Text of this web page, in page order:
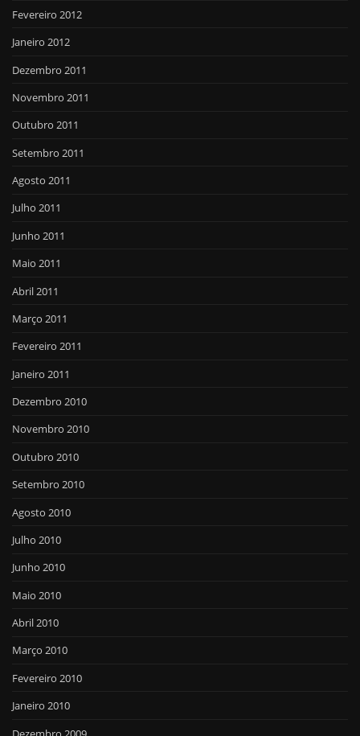
Fevereiro 2012
Janeiro 2012
Dezembro 2011
Novembro 2011
Outubro 2011
Setembro 2011
Agosto 2011
Julho 2011
Junho 2011
Maio 2011
Abril 2011
Março 2011
Fevereiro 2011
Janeiro 2011
Dezembro 2010
Novembro 2010
Outubro 2010
Setembro 2010
Agosto 2010
Julho 2010
Junho 2010
Maio 2010
Abril 2010
Março 2010
Fevereiro 2010
Janeiro 2010